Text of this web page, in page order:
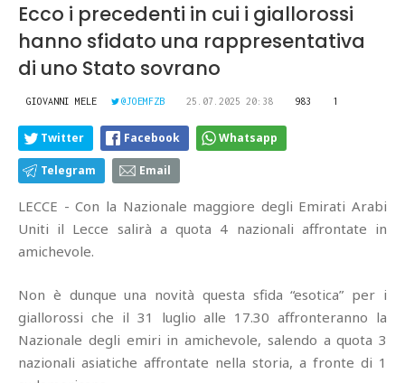
Ecco i precedenti in cui i giallorossi
hanno sfidato una rappresentativa
di uno Stato sovrano
GIOVANNI MELE @JOEMFZB 25.07.2025 20:38 983 1
Twitter Facebook Whatsapp
Telegram Email
LECCE - Con la Nazionale maggiore degli Emirati Arabi
Uniti il Lecce salirà a quota 4 nazionali affrontate in
amichevole.
Non è dunque una novità questa sfida “esotica” per i
giallorossi che il 31 luglio alle 17.30 affronteranno la
Nazionale degli emiri in amichevole, salendo a quota 3
nazionali asiatiche affrontate nella storia, a fronte di 1